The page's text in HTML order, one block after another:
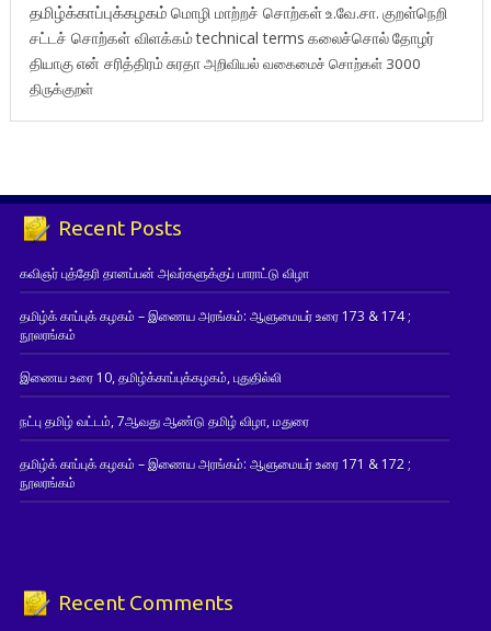
தமிழ்க்காப்புக்கழகம் மொழி மாற்றச் சொற்கள்உ.வே.சா. குறள்நெறி
சட்டச் சொற்கள் விளக்கம்technical terms கலைச்சொல்தோழர்
தியாகுஎன் சரித்திரம்சுரதாஅறிவியல் வகைமைச் சொற்கள் 3000
திருக்குறள்
Recent Posts
கவிஞர் புத்தேரி தானப்பன் அவர்களுக்குப் பாராட்டு விழா
தமிழ்க் காப்புக் கழகம் – இணைய அரங்கம்: ஆளுமையர் உரை 173 & 174 ;
நூலரங்கம்
இணைய உரை 10, தமிழ்க்காப்புக்கழகம், புதுதில்லி
நட்பு தமிழ் வட்டம், 7ஆவது ஆண்டு தமிழ் விழா, மதுரை
தமிழ்க் காப்புக் கழகம் – இணைய அரங்கம்: ஆளுமையர் உரை 171 & 172 ;
நூலரங்கம்
Recent Comments